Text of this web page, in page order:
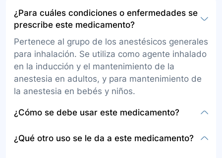
¿Para cuáles condiciones o enfermedades se
prescribe este medicamento?
Pertenece al grupo de los anestésicos generales
para inhalación. Se utiliza como agente inhalado
en la inducción y el mantenimiento de la
anestesia en adultos, y para mantenimiento de
la anestesia en bebés y niños.
¿Cómo se debe usar este medicamento?
por vía inhalatoria. Se utiliza de acuerdo a lo
¿Qué otro uso se le da a este medicamento?